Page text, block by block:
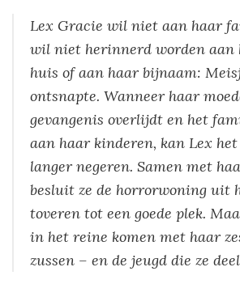
Lex Gracie wil niet aan haar
wil niet herinnerd worden aan
huis of aan haar bijnaam:
ontsnapte. Wanneer haar
gevangenis overlijdt en het
aan haar kinderen, kan Lex
langer negeren. Samen met
besluit ze de horrorwoning uit
toveren tot een goede plek.
in het reine komen met haar
zussen – en de jeugd die ze